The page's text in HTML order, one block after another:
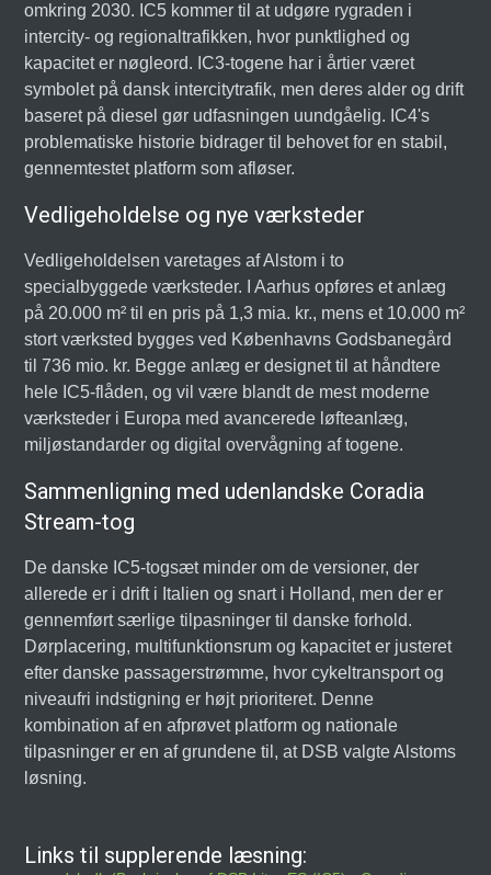
omkring 2030. IC5 kommer til at udgøre rygraden i
intercity- og regionaltrafikken, hvor punktlighed og
kapacitet er nøgleord. IC3-togene har i årtier været
symbolet på dansk intercitytrafik, men deres alder og drift
baseret på diesel gør udfasningen uundgåelig. IC4's
problematiske historie bidrager til behovet for en stabil,
gennemtestet platform som afløser.
Vedligeholdelse og nye værksteder
Vedligeholdelsen varetages af Alstom i to
specialbyggede værksteder. I Aarhus opføres et anlæg
på 20.000 m² til en pris på 1,3 mia. kr., mens et 10.000 m²
stort værksted bygges ved Københavns Godsbanegård
til 736 mio. kr. Begge anlæg er designet til at håndtere
hele IC5-flåden, og vil være blandt de mest moderne
værksteder i Europa med avancerede løfteanlæg,
miljøstandarder og digital overvågning af togene.
Sammenligning med udenlandske Coradia
Stream-tog
De danske IC5-togsæt minder om de versioner, der
allerede er i drift i Italien og snart i Holland, men der er
gennemført særlige tilpasninger til danske forhold.
Dørplacering, multifunktionsrum og kapacitet er justeret
efter danske passagerstrømme, hvor cykeltransport og
niveaufri indstigning er højt prioriteret. Denne
kombination af en afprøvet platform og nationale
tilpasninger er en af grundene til, at DSB valgte Alstoms
løsning.
Links til supplerende læsning: